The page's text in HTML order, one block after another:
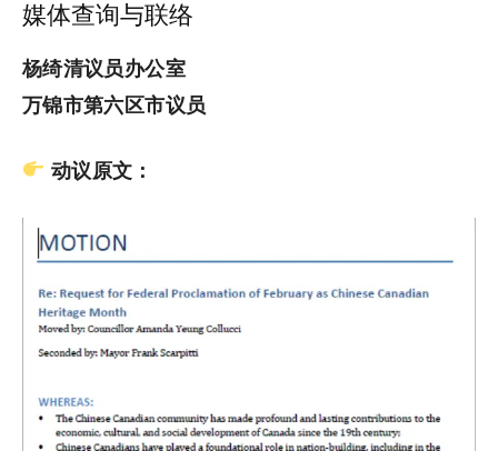
媒体查询与联络
杨绮清议员办公室
万锦市第六区市议员
动议原文：